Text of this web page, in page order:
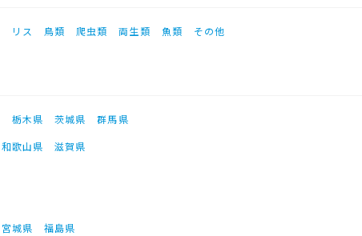
リス 鳥類 爬虫類 両生類 魚類 その他
栃木県 茨城県
群馬県
和歌山県
滋賀県
宮城県
福島県